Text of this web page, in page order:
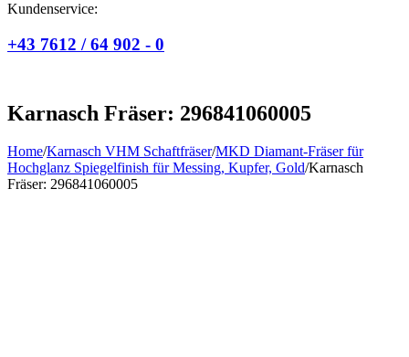
Kundenservice:
+43 7612 / 64 902 - 0
Karnasch Fräser: 296841060005
Home/Karnasch VHM Schaftfräser/MKD Diamant-Fräser für
Hochglanz Spiegelfinish für Messing, Kupfer, Gold/Karnasch
Fräser: 296841060005